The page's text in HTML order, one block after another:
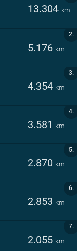
13.304 km
2.
5.176 km
3.
4.354 km
4.
3.581 km
5.
2.870 km
6.
2.853 km
7.
2.055 km